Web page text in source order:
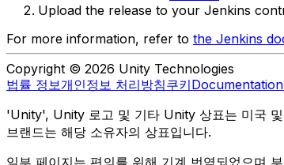
Upload the release to your Jenkins
For more information, refer to the Jenkins
Copyright © 2026 Unity Technologies
법률 정보개인정보 처리방침쿠키
'Unity', Unity 로고 및 기타 Unity 상표는 미국
브랜드는 해당 소유자의 상표입니다.
일부 페이지는 편의를 위해 기계 번역되었으며